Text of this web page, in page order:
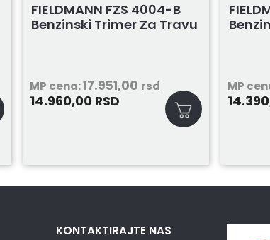
FIELDMANN FZS 4004-B
Benzinski Trimer Za Travu
MP cena:17.951,00 rsd
14.960,00 RSD
MP
KONTAKTIRAJTE NAS